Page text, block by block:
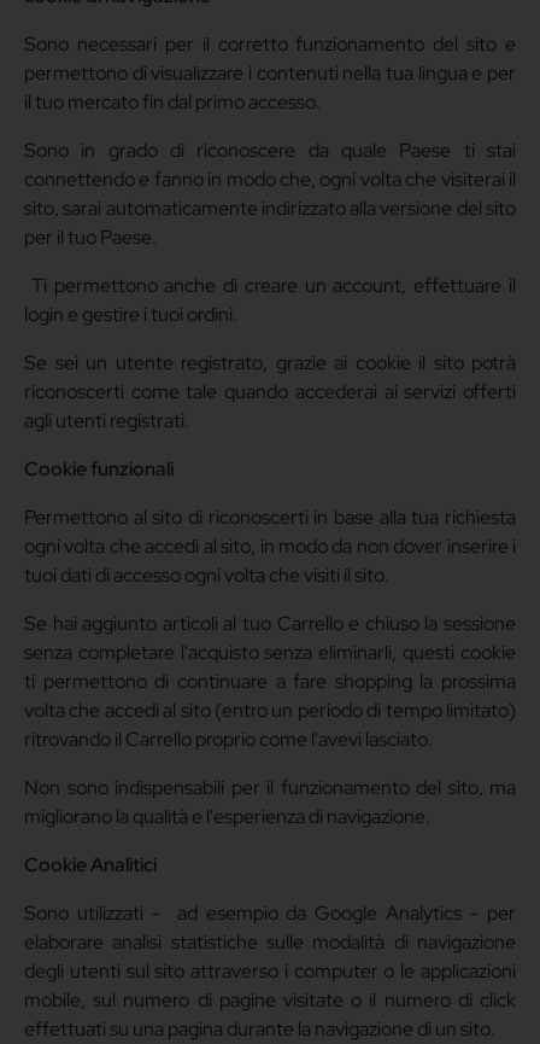
Sono necessari per il corretto funzionamento del sito e
permettono di visualizzare i contenuti nella tua lingua e per
il tuo mercato fin dal primo accesso.
Sono in grado di riconoscere da quale Paese ti stai
connettendo e fanno in modo che, ogni volta che visiterai il
sito, sarai automaticamente indirizzato alla versione del sito
per il tuo Paese.
Ti permettono anche di creare un account, effettuare il
login e gestire i tuoi ordini.
Se sei un utente registrato, grazie ai cookie il sito potrà
riconoscerti come tale quando accederai ai servizi offerti
agli utenti registrati.
Cookie funzionali
Permettono al sito di riconoscerti in base alla tua richiesta
ogni volta che accedi al sito, in modo da non dover inserire i
tuoi dati di accesso ogni volta che visiti il sito.
Se hai aggiunto articoli al tuo Carrello e chiuso la sessione
senza completare l'acquisto senza eliminarli, questi cookie
ti permettono di continuare a fare shopping la prossima
volta che accedi al sito (entro un periodo di tempo limitato)
ritrovando il Carrello proprio come l'avevi lasciato.
Non sono indispensabili per il funzionamento del sito, ma
migliorano la qualità e l'esperienza di navigazione.
Cookie Analitici
Sono utilizzati - ad esempio da Google Analytics - per
elaborare analisi statistiche sulle modalità di navigazione
degli utenti sul sito attraverso i computer o le applicazioni
mobile, sul numero di pagine visitate o il numero di click
effettuati su una pagina durante la navigazione di un sito.